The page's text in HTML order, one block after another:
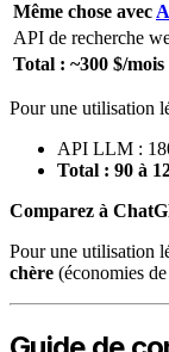
Même chose avec
API de recherche
Total : ~300 $/mois
Pour une utilisation
API LLM :
Total : 90 à
Comparez à
Pour une utilisation
chère (économies